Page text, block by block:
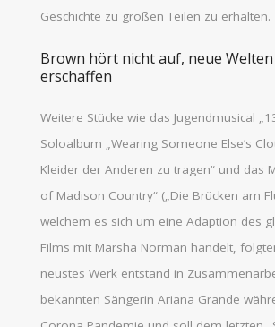
Geschichte zu großen Teilen zu erhalten.
Brown hört nicht auf, neue
erschaffen
Weitere Stücke wie das Jugendmusical
Soloalbum „Wearing Someone Else’s
Kleider der Anderen zu tragen“ und das
of Madison Country“ („Die Brücken am
welchem es sich um eine Adaption des
Films mit Marsha Norman handelt,
neustes Werk entstand in
bekannten Sängerin Ariana Grande